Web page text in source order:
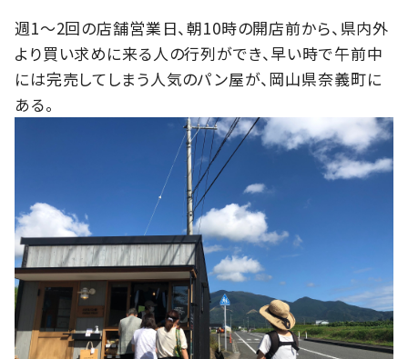
週1～2回の店舗営業日、朝10時の開店前から、県内外
より買い求めに来る人の行列ができ、早い時で午前中
には完売してしまう人気のパン屋が、岡山県奈義町に
ある。